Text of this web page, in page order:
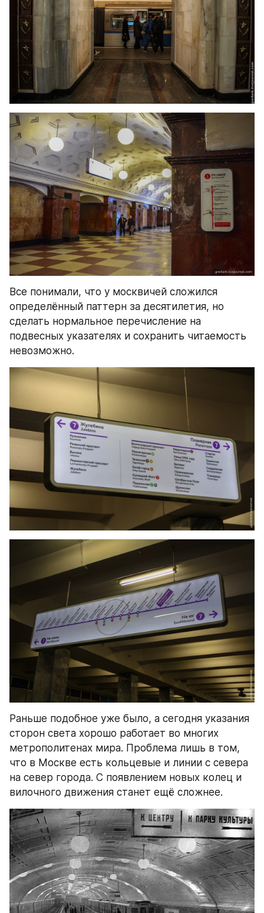
Все понимали, что у москвичей сложился
определённый паттерн за десятилетия, но
сделать нормальное перечисление на
подвесных указателях и сохранить читаемость
невозможно.
Раньше подобное уже было, а сегодня указания
сторон света хорошо работает во многих
метрополитенах мира. Проблема лишь в том,
что в Москве есть кольцевые и линии с севера
на север города. С появлением новых колец и
вилочного движения станет ещё сложнее.